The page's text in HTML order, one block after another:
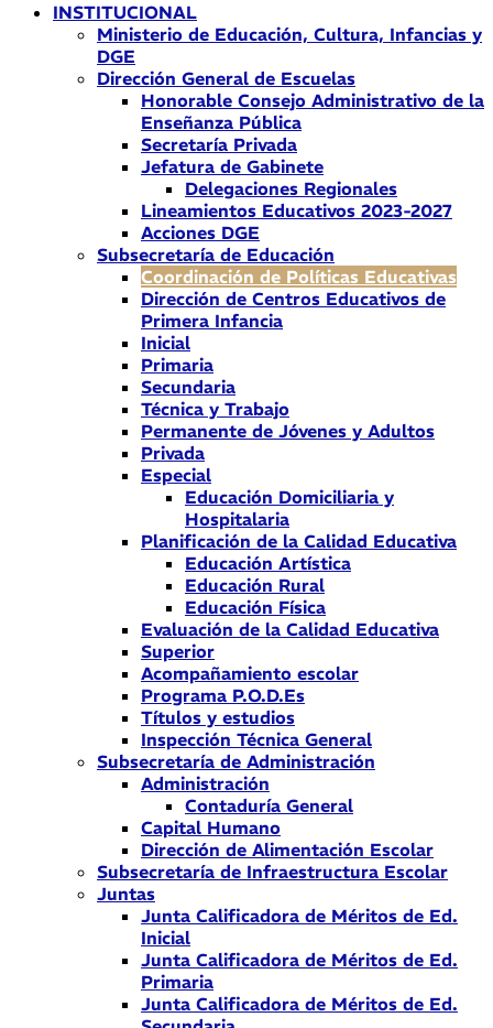
INSTITUCIONAL
Ministerio de Educación, Cultura, Infancias y
DGE
Dirección General de Escuelas
Honorable Consejo Administrativo de la
Enseñanza Pública
Secretaría Privada
Jefatura de Gabinete
Delegaciones Regionales
Lineamientos Educativos 2023-2027
Acciones DGE
Subsecretaría de Educación
Coordinación de Políticas Educativas
Dirección de Centros Educativos de
Primera Infancia
Inicial
Primaria
Secundaria
Técnica y Trabajo
Permanente de Jóvenes y Adultos
Privada
Especial
Educación Domiciliaria y
Hospitalaria
Planificación de la Calidad Educativa
Educación Artística
Educación Rural
Educación Física
Evaluación de la Calidad Educativa
Superior
Acompañamiento escolar
Programa P.O.D.Es
Títulos y estudios
Inspección Técnica General
Subsecretaría de Administración
Administración
Contaduría General
Capital Humano
Dirección de Alimentación Escolar
Subsecretaría de Infraestructura Escolar
Juntas
Junta Calificadora de Méritos de Ed.
Inicial
Junta Calificadora de Méritos de Ed.
Primaria
Junta Calificadora de Méritos de Ed.